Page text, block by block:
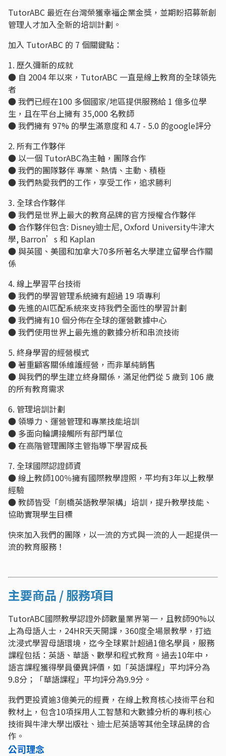
TutorABC 最近在台灣榮獲幸福企業金獎，並期盼招募新創
管理人才加入全新的培訓計劃。
加入 TutorABC 的 7 個關鍵點：
1. 歷久彌新的成就
● 自 2004 年以來，TutorABC 一直是線上教育的全球領先
者
● 我們已經在100 多個國家/地區提供服務給 1 億多位學
生，且在平台上擁有 35,000 名教師
● 我們擁有 97% 的學生滿意度和 4.7 - 5.0 的google評分
2. 所有工作夥伴
● 以一個 TutorABC為主軸，團隊合作
● 我們的團隊夥伴 專業、熱情、主動、積極
● 我們熱愛我們的工作，享受工作，追求勝利
3. 全球合作夥伴
● 我們是世界上最大的教育品牌的官方授權合作夥伴
● 合作夥伴包含: Disney迪士尼, Oxford University牛津大
學, Barron’s 和 Kaplan
● 與英國、美國和加拿大70多所著名大學建立留學合作關
係
4. 線上學習平台技術
● 我們的學習管理系統擁有超過 19 項專利
● 先進的AI匹配系統來支持我們全面性的學習計劃
● 我們擁有10 個分佈在全球的運營數據中心
● 我們使用世界上最先進的數據分析和串流技術
5. 終身學習的經營模式
● 著重顧客關係維護經營，而非單純銷售
● 與我們的學生建立終身關係，滿足他們從 5 歲到 106 歲
的所有教育需求
6. 管理培訓計劃
● 領導力、運營管理和專業技能培訓
● 多面向輪調接觸所有部門單位
● 在高階管理團隊主管指導下學習成長
7. 全球國際認證師資
● 線上教師100％擁有國際教學證照，平均有3年以上教學
經驗
● 教師皆受「劍橋英語教學架構」培訓，提升教學技能、
協助實現學生目標
快來加入我們的團隊，以一流的方式與一流的人一起提供一
流的教育服務！
主要商品 / 服務項目
TutorABC國際教學認證外師數量業界第一，且教師90%以
上為母語人士，24HR天天開課，360度全場景教學，打造
沈浸式學習母語環境，迄今全球累計超過1億名學員，服務
課程包括：英語、華語、數學和程式教育。過去10年中，
語言課程獲得學員優異評價，如「英語課程」平均評分為
9.8分；「華語課程」平均評分為9.9分。
我們更投資逾3億美元的經費，在線上教育核心技術平台和
教材上，包含10項採用人工智慧和大數據分析的專利核心
技術與牛津大學出版社、迪士尼英語等其他全球品牌的合
作。
公司理念